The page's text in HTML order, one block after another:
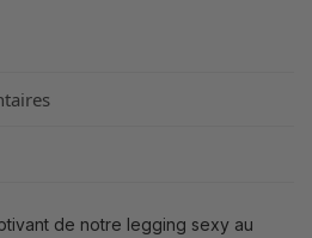
de notre legging sexy au